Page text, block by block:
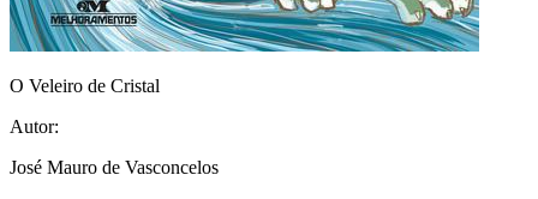
O Veleiro de Cristal
Autor:
José Mauro de Vasconcelos